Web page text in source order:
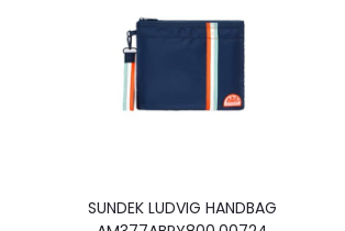
SUNDEK LUDVIG HANDBAG